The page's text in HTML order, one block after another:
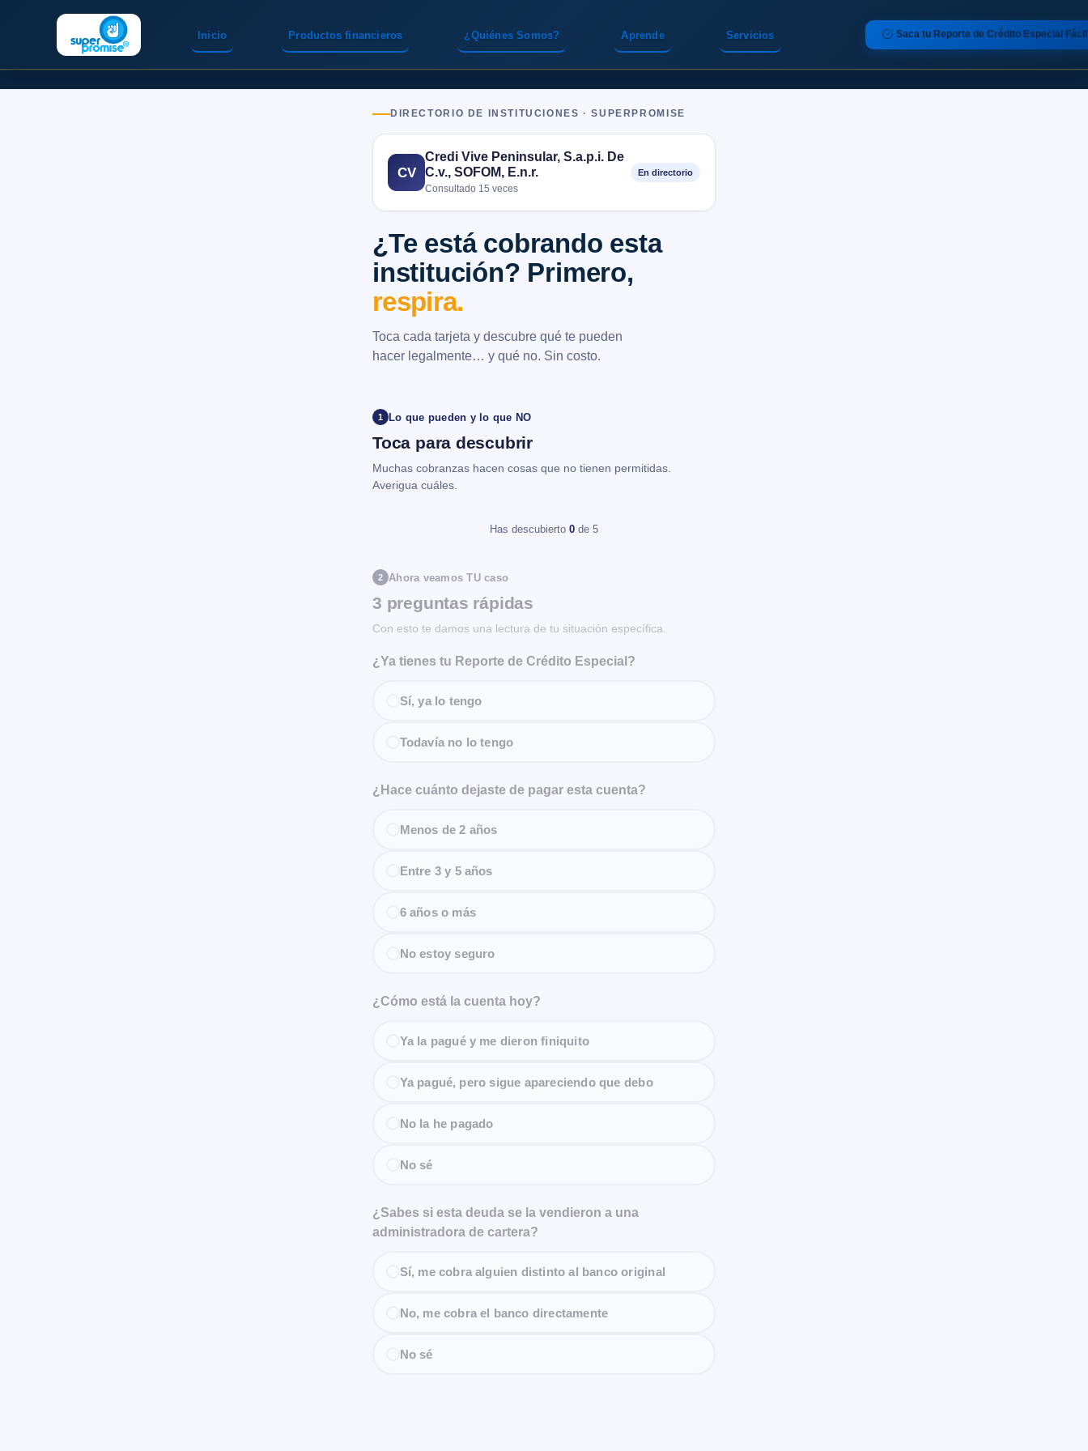
Inicio Servicios
Productos financieros ¿Quiénes Somos? Aprende Saca tu Reporte de Crédito Especial Fácil
DIRECTORIO DE INSTITUCIONES · SUPERPROMISE
CV
Credi Vive Peninsular, S.a.p.i. De
C.v., SOFOM, E.n.r.
Consultado 15 veces
En directorio
¿Te está cobrando esta
institución? Primero,
respira.
Toca cada tarjeta y descubre qué te pueden
hacer legalmente… y qué no. Sin costo.
1 Lo que pueden y lo que NO
Toca para descubrir
Muchas cobranzas hacen cosas que no tienen permitidas.
Averigua cuáles.
Has descubierto 0 de 5
2 Ahora veamos TU caso
3 preguntas rápidas
Con esto te damos una lectura de tu situación específica.
¿Ya tienes tu Reporte de Crédito Especial?
Sí, ya lo tengo
Todavía no lo tengo
¿Hace cuánto dejaste de pagar esta cuenta?
Menos de 2 años
Entre 3 y 5 años
6 años o más
No estoy seguro
¿Cómo está la cuenta hoy?
Ya la pagué y me dieron finiquito
Ya pagué, pero sigue apareciendo que debo
No la he pagado
No sé
¿Sabes si esta deuda se la vendieron a una
administradora de cartera?
Sí, me cobra alguien distinto al banco original
No, me cobra el banco directamente
No sé